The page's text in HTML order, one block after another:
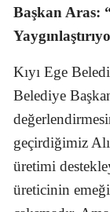
Başkan Aras:
Kıyı Ege
Belediye
geçirdiğimiz
üretimi
üreticinin